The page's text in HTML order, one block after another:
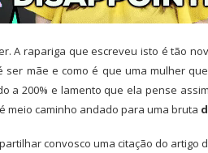
A rapariga que escreveu isto é tão
mãe e como é que uma mulher
a 200% e lamento que ela pense
é meio caminho andado para uma bruta
convosco uma citação do artigo